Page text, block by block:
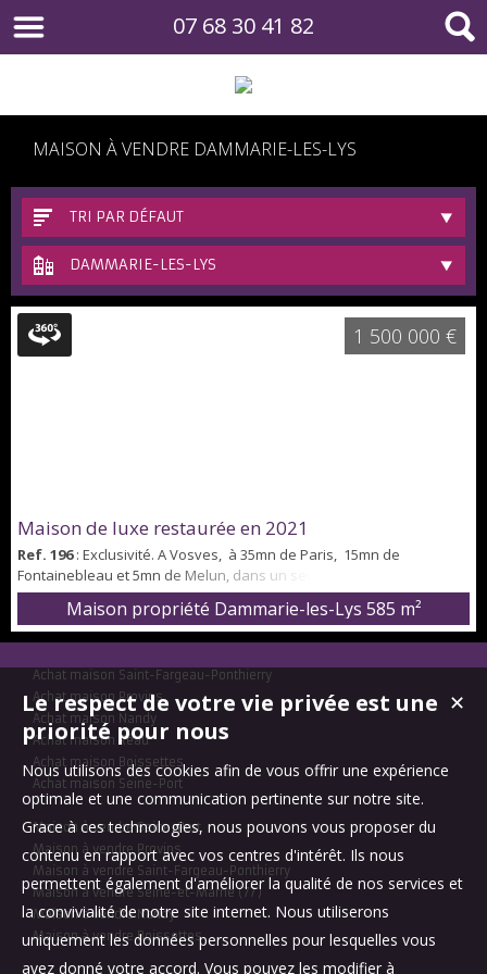
07 68 30 41 82
MAISON À VENDRE DAMMARIE-LES-LYS
TRI PAR DÉFAUT
DAMMARIE-LES-LYS
Maison de luxe restaurée en 2021
Ref. 196: Exclusivité. A Vosves, à 35mn de Paris, 15mn de
Fontainebleau et 5mn de Melun, dans un secteur privilégié, en
lisière du parc du château, au calme et sans aucun vis à vis...
Splendide maison de 516m² habitables. Elle vient d'être
intégralement restaurée, en 2021. Elle offre des volumes
salle de bains ou sall...
Maison propriété Dammarie-les-Lys 585 m²
1 500 000 €
Achat maison Saint-Fargeau-Ponthierry
Achat maison Provins
Achat maison Nandy
Achat maison Réau
Achat maison Boissettes
Achat maison Seine-Port
Maison à vendre Seine-Port
Maison à vendre Provins
Maison à vendre Saint-Fargeau-Ponthierry
Maison à vendre Seine-et-Marne (77)
Maison à vendre Nandy
Maison à vendre Boissettes
✕
Le respect de votre vie privée est une
priorité pour nous
Nous utilisons des cookies afin de vous offrir une expérience
optimale et une communication pertinente sur notre site.
Grace à ces technologies, nous pouvons vous proposer du
contenu en rapport avec vos centres d'intérêt. Ils nous
permettent également d'améliorer la qualité de nos services et
la convivialité de notre site internet. Nous utiliserons
uniquement les données personnelles pour lesquelles vous
avez donné votre accord. Vous pouvez les modifier à